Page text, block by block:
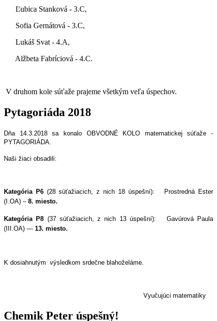
Ľubica Stanková - 3.C,
Sofia Gernátová - 3.C,
Lukáš Svat - 4.A,
Alžbeta Fabríciová - 4.C.
V druhom kole súťaže prajeme všetkým veľa úspechov.
Pytagoriáda 2018
Dňa 14.3.2018 sa konalo OBVODNÉ KOLO matematickej súťaže -
PYTAGORIÁDA.
Naši žiaci obsadili:
Kategória P6(28 súťažiacich, z nich 18 úspešní):
Prostredná Ester
(I.OA) – 8. miesto.
Kategória P8 (37 súťažiacich, z nich 13 úspešní): Gavúrová Paula
(III.OA) — 13. miesto.
K dosiahnutým výsledkom srdečne blahoželáme.
Vyučujúci matematiky
Chemik Peter úspešný!